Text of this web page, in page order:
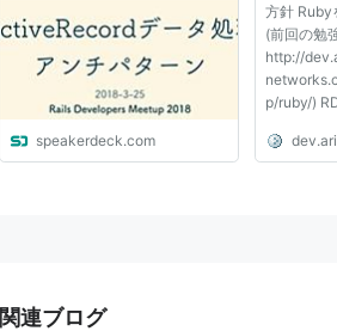
speakerdeck.com
方針 Ruby
(前回の勉
http://
p/ruby/)
す なるべ
える形で
関連ブログ